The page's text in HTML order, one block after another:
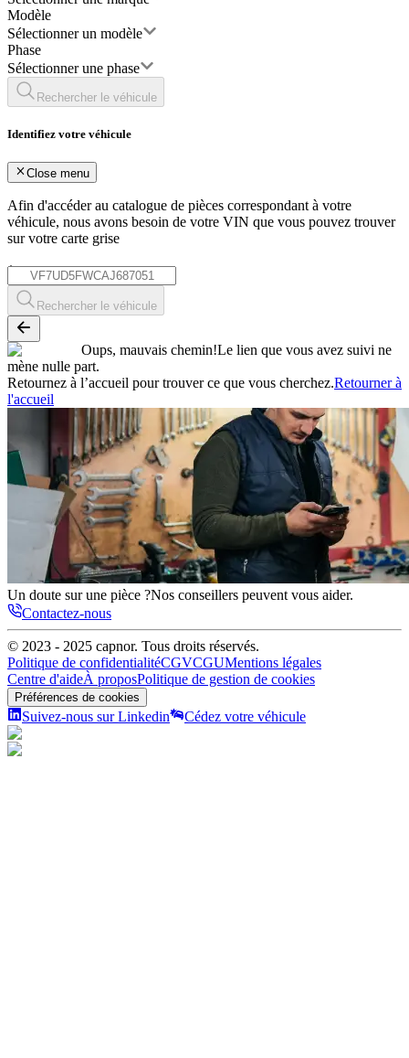
Modèle
Sélectionner un modèle
Phase
Sélectionner une phase
Rechercher le véhicule
Identifiez votre véhicule
Close menu
Afin d'accéder au catalogue de pièces correspondant à votre
véhicule, nous avons besoin de votre VIN que vous pouvez trouver
sur votre carte grise
*
Rechercher le véhicule
Oups, mauvais chemin!Le lien que vous avez suivi ne
mène nulle part.
Retournez à l’accueil pour trouver ce que vous cherchez.Retourner à
l'accueil
Un doute sur une pièce ?Nos conseillers peuvent vous aider.
Contactez-nous
© 2023 - 2025 capnor. Tous droits réservés.
Politique de confidentialitéCGVCGUMentions légales
Centre d'aideÀ proposPolitique de gestion de cookies
Préférences de cookies
Suivez-nous sur Linkedin Cédez votre véhicule